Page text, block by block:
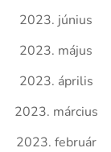
2023. június
2023. május
2023. április
2023. március
2023. február